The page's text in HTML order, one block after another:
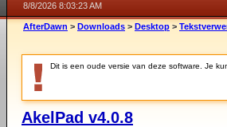
8/8/2026 8:03:23 AM
AfterDawn > Downloads > Desktop >
Dit is een oude versie van deze software. Je
AkelPad v4.0.8